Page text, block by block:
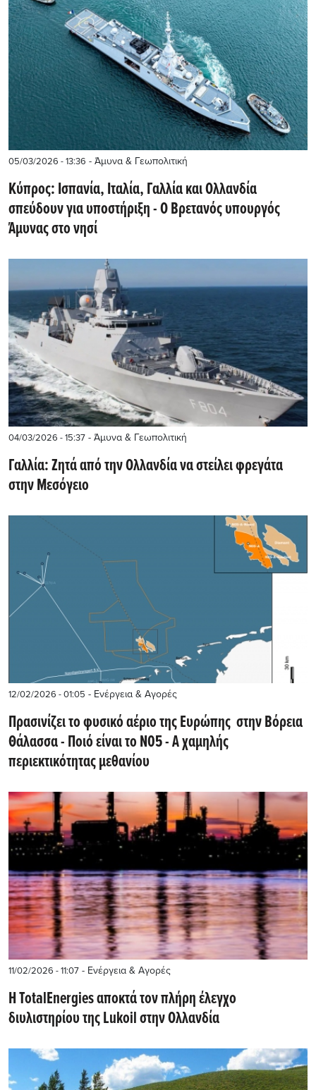
05/03/2026 - 13:36 - Άμυνα & Γεωπολιτική
Κύπρος: Ισπανία, Ιταλία, Γαλλία και Ολλανδία
σπεύδουν για υποστήριξη - Ο Βρετανός υπουργός
Άμυνας στο νησί
04/03/2026 - 15:37 - Άμυνα & Γεωπολιτική
Γαλλία: Ζητά από την Ολλανδία να στείλει φρεγάτα
στην Μεσόγειο
12/02/2026 - 01:05 - Ενέργεια & Αγορές
Πρασινίζει το φυσικό αέριο της Ευρώπης στην Βόρεια
Θάλασσα - Ποιό είναι το Ν05 - Α χαμηλής
περιεκτικότητας μεθανίου
11/02/2026 - 11:07 - Ενέργεια & Αγορές
Η TotalEnergies αποκτά τον πλήρη έλεγχο
διυλιστηρίου της Lukoil στην Ολλανδία